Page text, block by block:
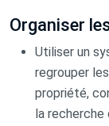
Organiser
Utiliser un
regrouper
propriété,
la recherche